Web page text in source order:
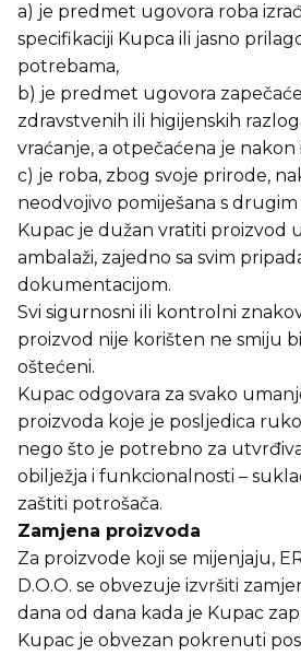
a) je predmet ugovora roba
specifikaciji Kupca ili jasno
potrebama,
b) je predmet ugovora
zdravstvenih ili higijenskih
vraćanje, a otpečaćena je nakon
c) je roba, zbog svoje prirode,
neodvojivo pomiješana s drugim
Kupac je dužan vratiti proizvod
ambalaži, zajedno sa svim
dokumentacijom.
Svi sigurnosni ili kontrolni
proizvod nije korišten ne smiju
oštećeni.
Kupac odgovara za svako
proizvoda koje je posljedica
nego što je potrebno za
obilježja i funkcionalnosti –
zaštiti potrošača.
Zamjena proizvoda
Za proizvode koji se mijenjaju,
D.O.O. se obvezuje izvršiti
dana od dana kada je Kupac
Kupac je obvezan pokrenuti